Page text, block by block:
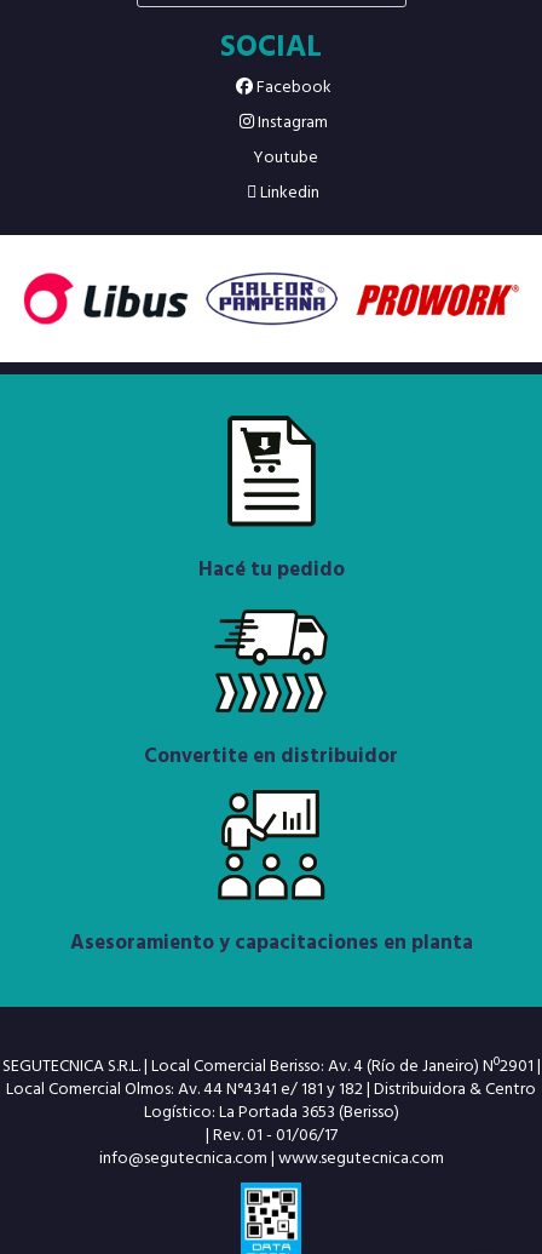
SOCIAL
Facebook
Instagram
Youtube
Linkedin
Hacé tu pedido
Convertite en distribuidor
Asesoramiento y capacitaciones en planta
SEGUTECNICA S.R.L. | Local Comercial Berisso: Av. 4 (Río de Janeiro) Nº2901 |
Local Comercial Olmos: Av. 44 N°4341 e/ 181 y 182 | Distribuidora & Centro
Logístico: La Portada 3653 (Berisso)
| Rev. 01 - 01/06/17
info@segutecnica.com|www.segutecnica.com